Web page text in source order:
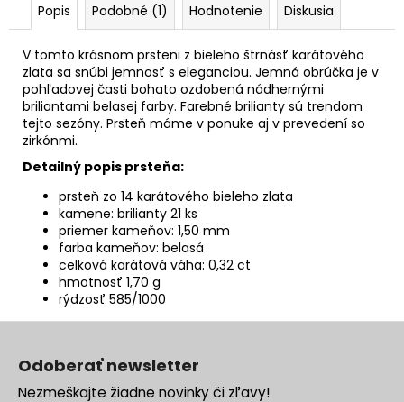
Popis Podobné (1) Hodnotenie Diskusia
V tomto krásnom prsteni z bieleho štrnásť karátového
zlata sa snúbi jemnosť s eleganciou. Jemná obrúčka je v
pohľadovej časti bohato ozdobená nádhernými
briliantami belasej farby. Farebné brilianty sú trendom
tejto sezóny. Prsteň máme v ponuke aj v prevedení so
zirkónmi.
Detailný popis prsteňa:
prsteň zo 14 karátového bieleho zlata
kamene: brilianty 21 ks
priemer kameňov: 1,50 mm
farba kameňov: belasá
celková karátová váha: 0,32 ct
hmotnosť 1,70 g
rýdzosť 585/1000
Odoberať newsletter
Nezmeškajte žiadne novinky či zľavy!